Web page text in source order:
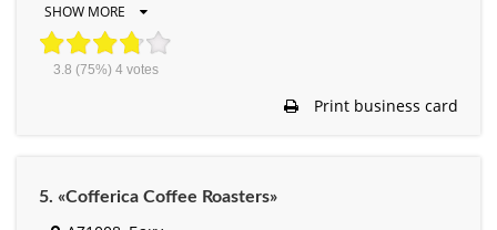
SHOW MORE
3.8 (75%) 4votes
Print business card
5. «Cofferica Coffee Roasters»